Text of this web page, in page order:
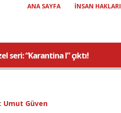
ANA SAYFA INSAN HAKLARI
seri: “Karantina I” çıktı!
Umut Güven